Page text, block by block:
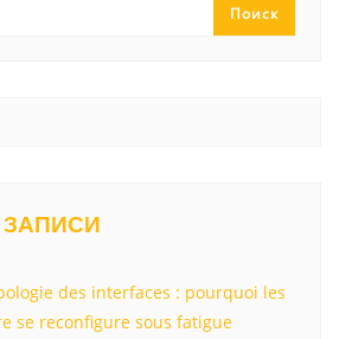
Поиск
des interfaces : pourquoi les
se reconfigure sous fatigue